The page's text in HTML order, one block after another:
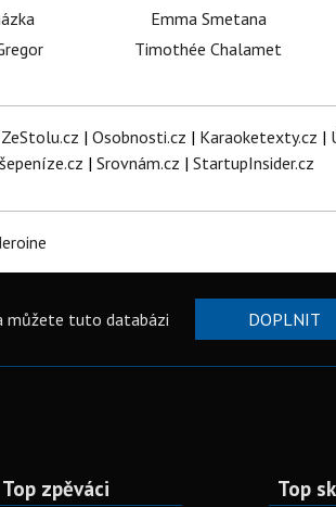
Emma Smetana
Timothée Chalamet
ZeStolu.cz | Osobnosti.cz | Karaoketexty.cz |
| Srovnám.cz | StartupInsider.cz
můžete tuto databázi DOPLNIT
Top zpěváci Top